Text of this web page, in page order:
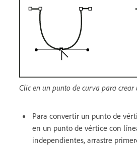
Clic en un punto de curva para
Para convertir un punto de
en un punto de vértice con
independientes, arrastre